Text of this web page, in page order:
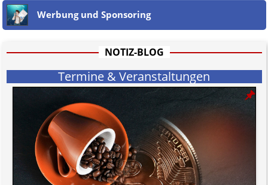
u.o. ausschließlich von (meist ungerechtfertigten, überzogenen,
rechtlich fragwürdigen) Abmahnungen leben und soll keine
Herabwürdigung von Kanzleien darstellen, welche dies innerhalb
Jener Disclaimer soll sich nicht über gültiges Recht hinwegsetzen und
informativen Charakter.
Bitte beachten Sie in dem Zusammenhang auch unsereAGB.
Werbung und Sponsoring
NOTIZ-BLOG
Termine & Veranstaltungen